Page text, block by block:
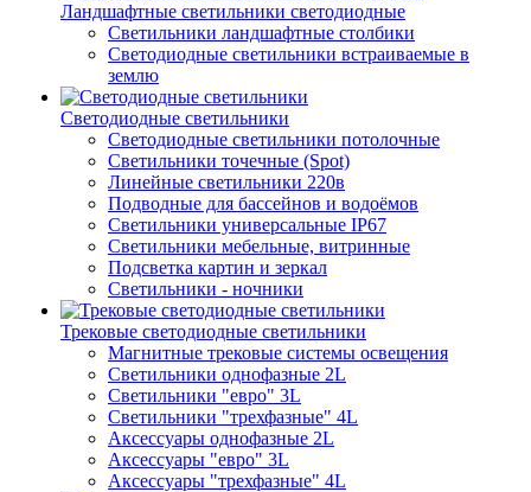
Ландшафтные светильники светодиодные
Светильники ландшафтные столбики
Светодиодные светильники встраиваемые в
землю
Светодиодные светильники
Светодиодные светильники потолочные
Светильники точечные (Spot)
Линейные светильники 220в
Подводные для бассейнов и водоёмов
Светильники универсальные IP67
Светильники мебельные, витринные
Подсветка картин и зеркал
Светильники - ночники
Трековые светодиодные светильники
Магнитные трековые системы освещения
Светильники однофазные 2L
Светильники "евро" 3L
Светильники "трехфазные" 4L
Аксессуары однофазные 2L
Аксессуары "евро" 3L
Аксессуары "трехфазные" 4L